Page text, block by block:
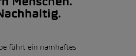
Menschen.
führt ein namhaftes